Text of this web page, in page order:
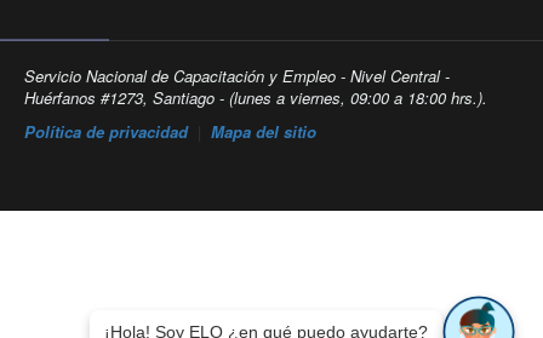
Servicio Nacional de Capacitación y Empleo - Nivel Central -
Huérfanos #1273, Santiago - (lunes a viernes, 09:00 a 18:00 hrs.).
Política de privacidad| Mapa del sitio
¡Hola! Soy ELO ¿en qué puedo ayudarte?